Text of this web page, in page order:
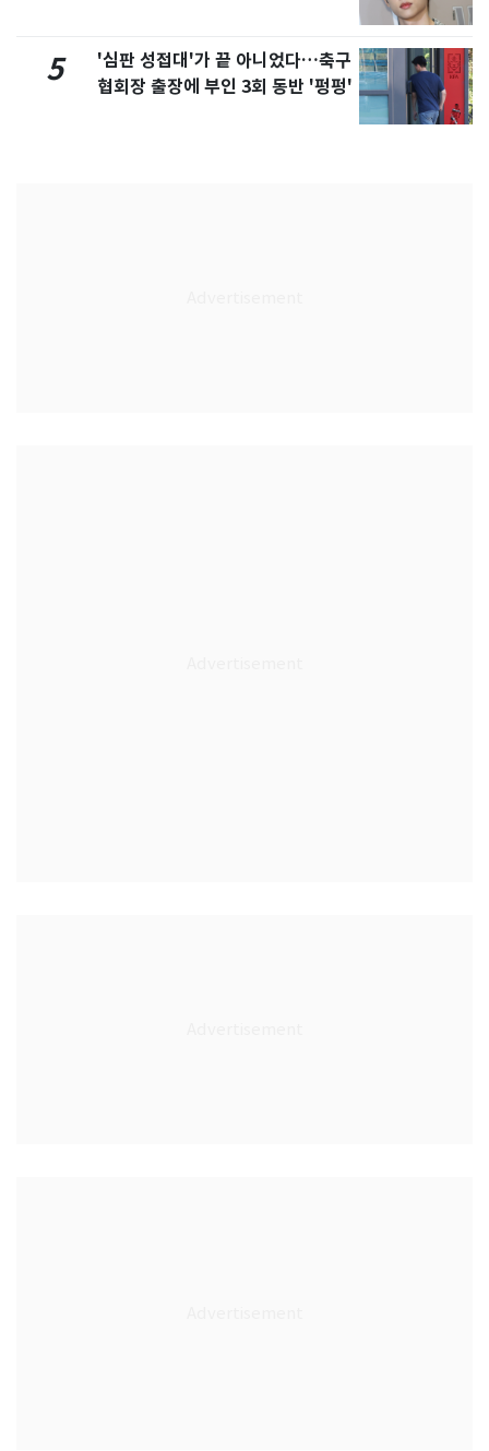
5
'심판 성접대'가 끝 아니었다…축구
협회장 출장에 부인 3회 동반 '펑펑'